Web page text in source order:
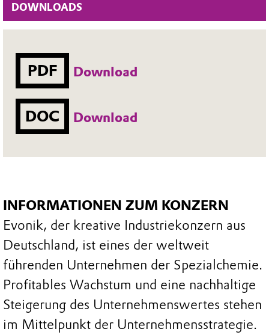
DOWNLOADS
PDF Download
DOC Download
INFORMATIONEN ZUM KONZERN
Evonik, der kreative Industriekonzern aus
Deutschland, ist eines der weltweit
führenden Unternehmen der Spezialchemie.
Profitables Wachstum und eine nachhaltige
Steigerung des Unternehmenswertes stehen
im Mittelpunkt der Unternehmensstrategie.